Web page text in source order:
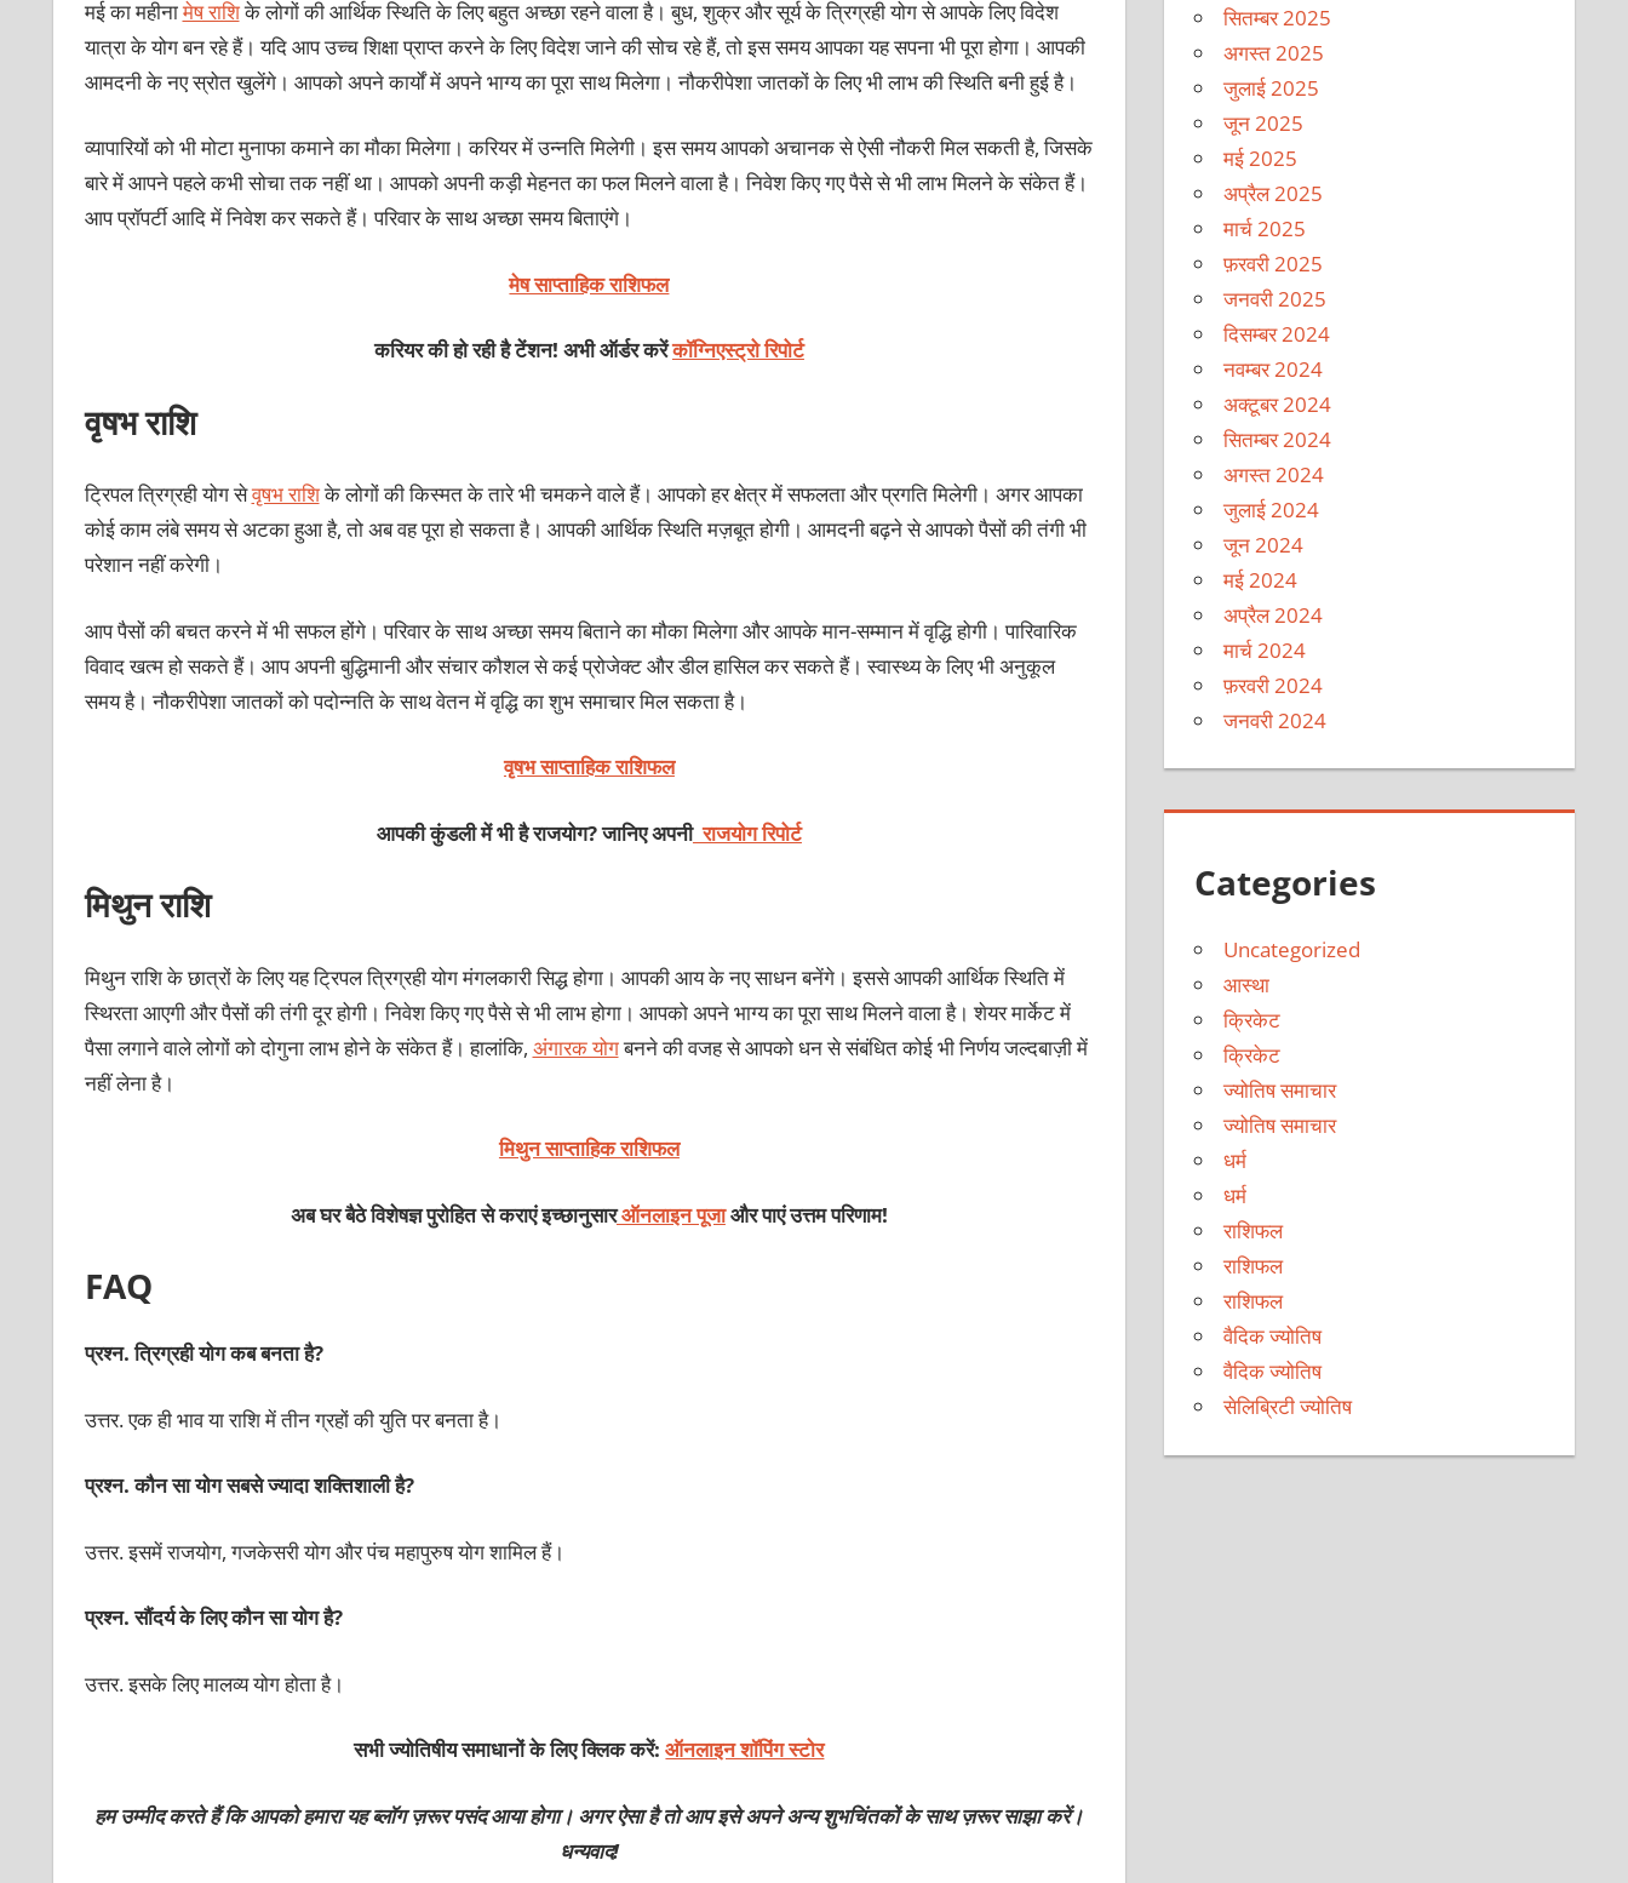
मई का महीनामेष राशिके लोगों की आर्थिक स्थिति के लिए बहुत अच्‍छा रहने वाला है। बुध, शुक्र और सूर्य के त्रिग्रही योग से आपके लिए विदेश
यात्रा के योग बन रहे हैं। यदि आप उच्‍च शिक्षा प्राप्‍त करने के लिए विदेश जाने की सोच रहे हैं, तो इस समय आपका यह सपना भी पूरा होगा। आपकी
आमदनी के नए स्रोत खुलेंगे। आपको अपने कार्यों में अपने भाग्‍य का पूरा साथ मिलेगा। नौकरीपेशा जातकों के लिए भी लाभ की स्थिति बनी हुई है।
व्‍यापारियों को भी मोटा मुनाफा कमाने का मौका मिलेगा। करियर में उन्‍नति मिलेगी। इस समय आपको अचानक से ऐसी नौकरी मिल सकती है, जिसके
बारे में आपने पहले कभी सोचा तक नहीं था। आपको अपनी कड़ी मेहनत का फल मिलने वाला है। निवेश किए गए पैसे से भी लाभ मिलने के संकेत हैं।
आप प्रॉपर्टी आदि में निवेश कर सकते हैं। परिवार के साथ अच्‍छा समय बिताएंगे।
मेष साप्ताहिक राशिफल
करियर की हो रही है टेंशन! अभी ऑर्डर करेंकॉग्निएस्ट्रो रिपोर्ट
वृषभ राशि
ट्रिपल त्रिग्रही योग सेवृषभ राशिके लोगों की किस्‍मत के तारे भी चमकने वाले हैं। आपको हर क्षेत्र में सफलता और प्रगति मिलेगी। अगर आपका
कोई काम लंबे समय से अटका हुआ है, तो अब वह पूरा हो सकता है। आपकी आर्थिक स्थिति मज़बूत होगी। आमदनी बढ़ने से आपको पैसों की तंगी भी
परेशान नहीं करेगी।
आप पैसों की बचत करने में भी सफल होंगे। परिवार के साथ अच्‍छा समय बिताने का मौका मिलेगा और आपके मान-सम्‍मान में वृद्धि होगी। पारिवारिक
विवाद खत्‍म हो सकते हैं। आप अपनी बुद्धिमानी और संचार कौशल से कई प्रोजेक्‍ट और डील हासिल कर सकते हैं। स्‍वास्‍थ्‍य के लिए भी अनुकूल
समय है। नौकरीपेशा जातकों को पदोन्‍नति के साथ वेतन में वृद्धि का शुभ समाचार मिल सकता है।
वृषभ साप्ताहिक राशिफल
आपकी कुंडली में भी है राजयोग? जानिए अपनीराजयोग रिपोर्ट
मिथुन राशि
मिथुन राशि के छात्रों के लिए यह ट्रिपल त्रिग्रही योग मंगलकारी सिद्ध होगा। आपकी आय के नए साधन बनेंगे। इससे आपकी आर्थिक स्थिति में
स्थिरता आएगी और पैसों की तंगी दूर होगी। निवेश किए गए पैसे से भी लाभ होगा। आपको अपने भाग्‍य का पूरा साथ मिलने वाला है। शेयर मार्केट में
पैसा लगाने वाले लोगों को दोगुना लाभ होने के संकेत हैं। हालांकि, अंगारक योगबनने की वजह से आपको धन से संबंधित कोई भी निर्णय जल्‍दबाज़ी में
नहीं लेना है।
मिथुन साप्ताहिक राशिफल
अब घर बैठे विशेषज्ञ पुरोहित से कराएं इच्छानुसारऑनलाइन पूजाऔर पाएं उत्तम परिणाम!
FAQ
प्रश्‍न. त्रिग्रही योग कब बनता है?
उत्तर. एक ही भाव या राशि में तीन ग्रहों की युति पर बनता है।
प्रश्‍न. कौन सा योग सबसे ज्‍यादा शक्‍तिशाली है?
उत्तर. इसमें राजयोग, गजकेसरी योग और पंच महापुरुष योग शामिल हैं।
प्रश्‍न. सौंदर्य के लिए कौन सा योग है?
उत्तर. इसके लिए मालव्‍य योग होता है।
सभी ज्योतिषीय समाधानों के लिए क्लिक करें:ऑनलाइन शॉपिंग स्टोर
हम उम्मीद करते हैं कि आपको हमारा यह ब्लॉग ज़रूर पसंद आया होगा। अगर ऐसा है तो आप इसे अपने अन्य शुभचिंतकों के साथ ज़रूर साझा करें।
धन्यवाद!
सितम्बर 2025
अगस्त 2025
जुलाई 2025
जून 2025
मई 2025
अप्रैल 2025
मार्च 2025
फ़रवरी 2025
जनवरी 2025
दिसम्बर 2024
नवम्बर 2024
अक्टूबर 2024
सितम्बर 2024
अगस्त 2024
जुलाई 2024
जून 2024
मई 2024
अप्रैल 2024
मार्च 2024
फ़रवरी 2024
जनवरी 2024
Categories
Uncategorized
आस्था
क्रिकेट
क्रिकेट
ज्योतिष समाचार
ज्योतिष समाचार
धर्म
धर्म
राशिफल
राशिफल
राशिफल
वैदिक ज्योतिष
वैदिक ज्योतिष
सेलिब्रिटी ज्योतिष